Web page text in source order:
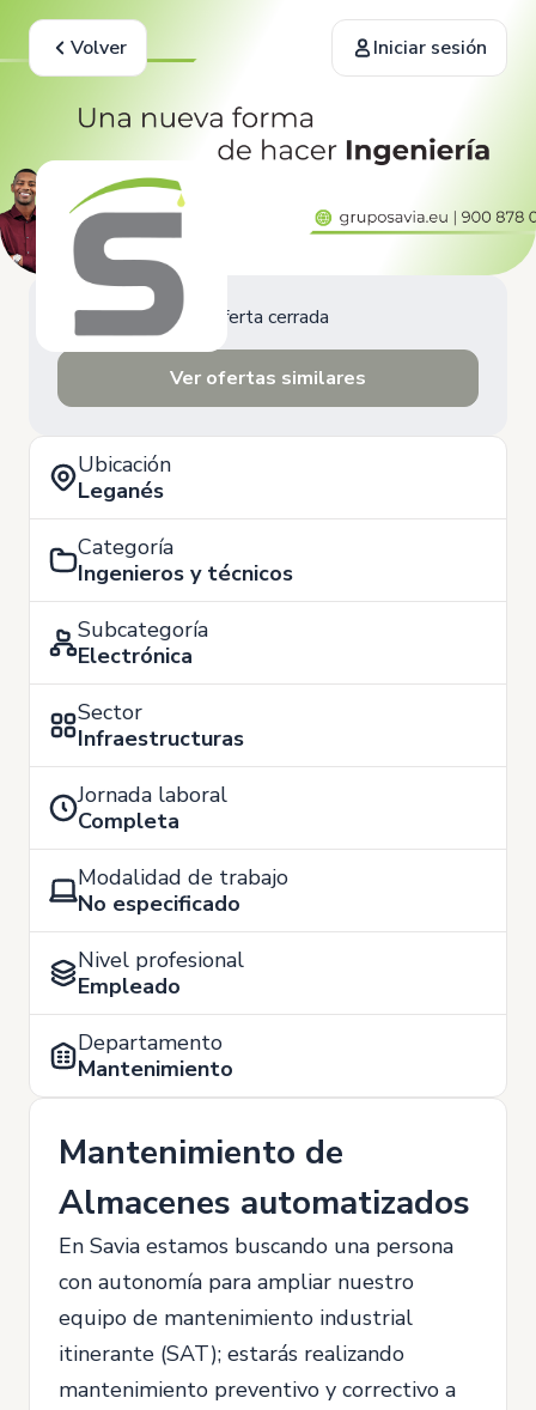
Volver Iniciar sesión
Oferta cerrada
Ver ofertas similares
Ubicación
Leganés
Categoría
Ingenieros y técnicos
Subcategoría
Electrónica
Sector
Infraestructuras
Jornada laboral
Completa
Modalidad de trabajo
No especificado
Nivel profesional
Empleado
Departamento
Mantenimiento
Mantenimiento de
Almacenes automatizados
En Savia estamos buscando una persona
con autonomía para ampliar nuestro
equipo de mantenimiento industrial
itinerante (SAT); estarás realizando
mantenimiento preventivo y correctivo a